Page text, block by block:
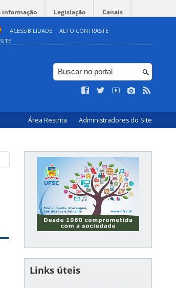
informação Legislação Canais
ACESSIBILIDADE
ALTO CONTRASTE
Área Restrita Administradores do Site
Links úteis